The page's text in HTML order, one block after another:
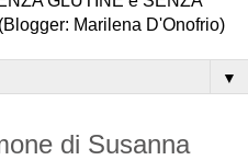
Marilena D'Onofrio)
▼
di Susanna